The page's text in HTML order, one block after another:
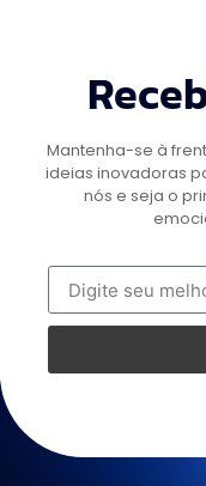
Mantenha-se à
ideias inovadoras
nós e seja o